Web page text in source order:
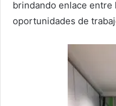
brindando enlace entre
oportunidades de